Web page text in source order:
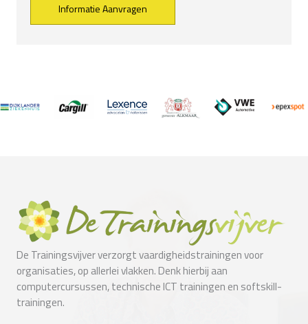
De Trainingsvijver verzorgt vaardigheidstrainingen voor
organisaties, op allerlei vlakken. Denk hierbij aan
computercursussen, technische ICT trainingen en softskill-
trainingen.